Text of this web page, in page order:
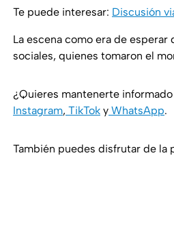
Te puede interesar: Discusión
La escena como era de
sociales, quienes tomaron el
¿Quieres mantenerte
Instagram, TikTok y WhatsApp.
También puedes disfrutar de la